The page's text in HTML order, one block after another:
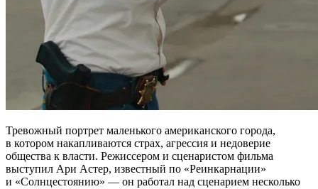
Тревожный портрет маленького американского города,
в котором накапливаются страх, агрессия и недоверие
общества к власти. Режиссером и сценаристом фильма
выступил Ари Астер, известный по «Реинкарнации»
и «Солнцестоянию» — он работал над сценарием несколько